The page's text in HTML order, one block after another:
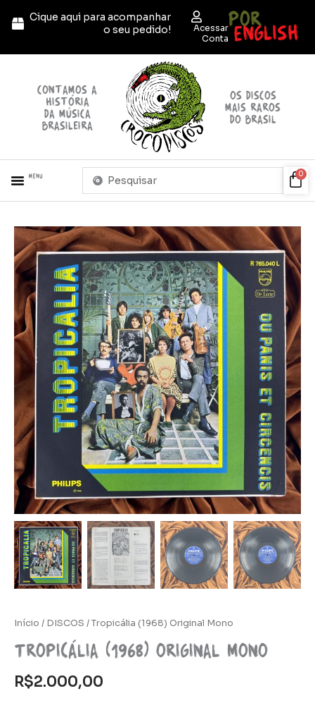
para
conteúdo
Cique aqui para acompanhar
o seu pedido!
Acessar
Conta
POR
ENGLISH
contamos a
história
da música
brasileira
OS discos
mais raros
do brasil
Menu
Pesquisar
0
Início / DISCOS / Tropicália (1968) Original Mono
Tropicália (1968) Original Mono
R$2.000,00